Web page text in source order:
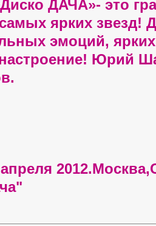
ДАЧА»- это
ярких звезд!
эмоций,
Юрий